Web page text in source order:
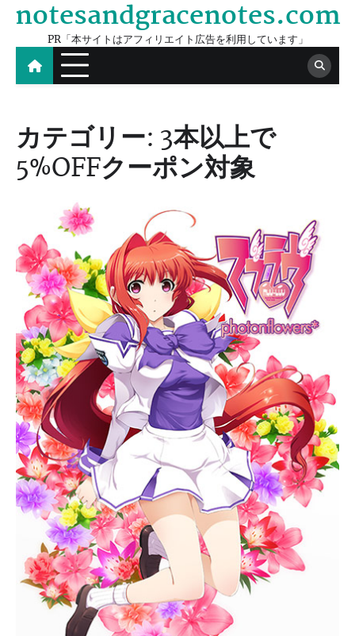
Skip
content
notesandgracenotes.com
PR「本サイトはアフィリエイト広告を利用しています」
カテゴリー: 3本以上で
5%OFFクーポン対象